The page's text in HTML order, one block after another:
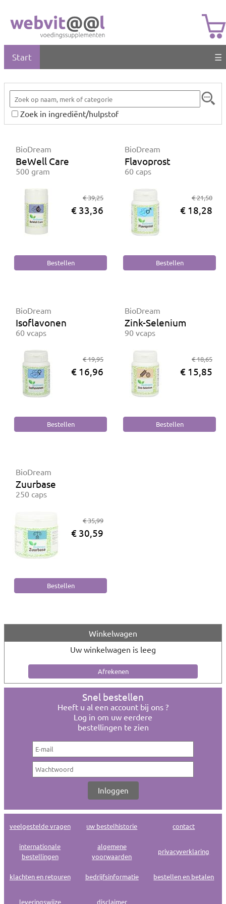
Start ☰
Zoek in ingrediënt/hulpstof
BioDream
BeWell Care
500 gram
€ 39,25
€ 33,36
BioDream
Flavoprost
60 caps
€ 21,50
€ 18,28
BioDream
Isoflavonen
60 vcaps
€ 19,95
€ 16,96
BioDream
Zink-Selenium
90 vcaps
€ 18,65
€ 15,85
BioDream
Zuurbase
250 caps
€ 35,99
€ 30,59
Winkelwagen
Uw winkelwagen is leeg
Snel bestellen
Heeft u al een account bij ons ?
Log in om uw eerdere
bestellingen te zien
veelgestelde vragen uw bestelhistorie contact
internationale
bestellingen
algemene
voorwaarden
privacyverklaring
klachten en retouren bedrijfsinformatie bestellen en betalen
leveringswijze disclaimer